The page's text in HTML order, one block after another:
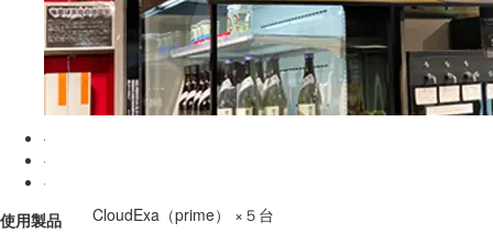
使用製品
CloudExa（prime） ×５台